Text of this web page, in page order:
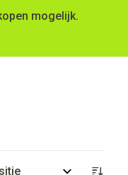
mogelijk.